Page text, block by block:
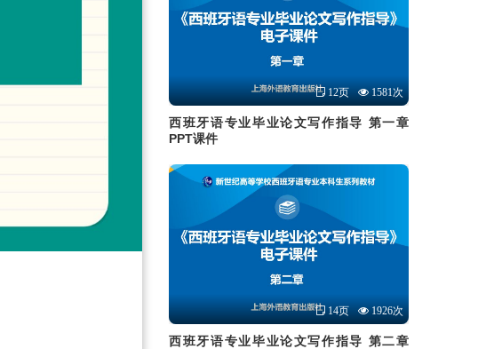
12页 1581次
西班牙语专业毕业论文写作指导 第一章
PPT课件
14页 1926次
西班牙语专业毕业论文写作指导 第二章